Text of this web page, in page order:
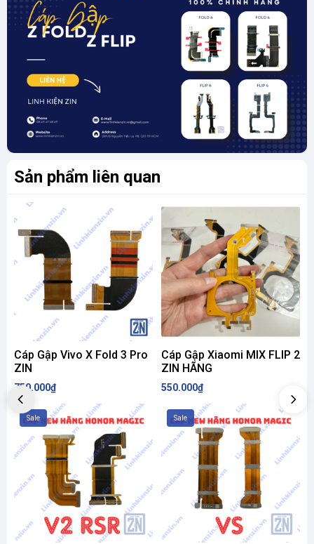
Sản phẩm liên quan
Cáp Gập Vivo X Fold 3 Pro
ZIN
750.000₫
Cáp Gập Xiaomi MIX FLIP 2
ZIN HÃNG
550.000₫
Sale Sale